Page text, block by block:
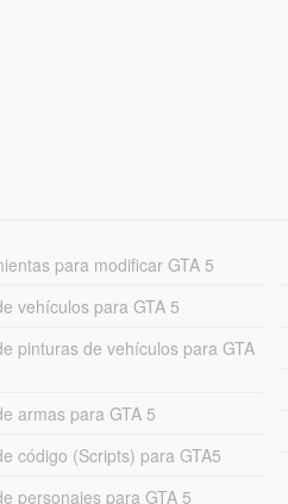
para modificar GTA 5
vehículos para GTA 5
pinturas de vehículos para GTA
armas para GTA 5
código (Scripts) para GTA5
personajes para GTA 5